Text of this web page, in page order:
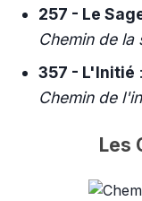
257 - Le
Chemin de la
357 - L'Initié
Chemin de
Les